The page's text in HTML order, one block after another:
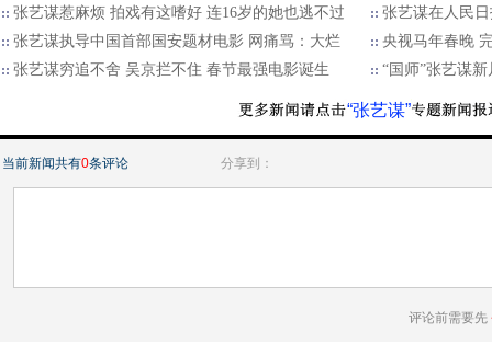
张艺谋惹麻烦 拍戏有这嗜好 连16岁的她也逃不过
张艺谋在人民
张艺谋执导中国首部国安题材电影 网痛骂：大烂
央视马年春晚
张艺谋穷追不舍 吴京拦不住 春节最强电影诞生
“国师”张艺谋
“张艺谋”
当前新闻共有0条评论 分享到：
评论前需要先